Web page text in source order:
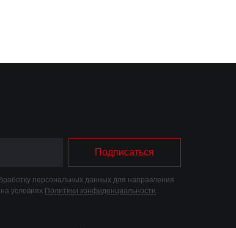
Подписаться
персональных данных для направления
условиях Политики конфиденциальности